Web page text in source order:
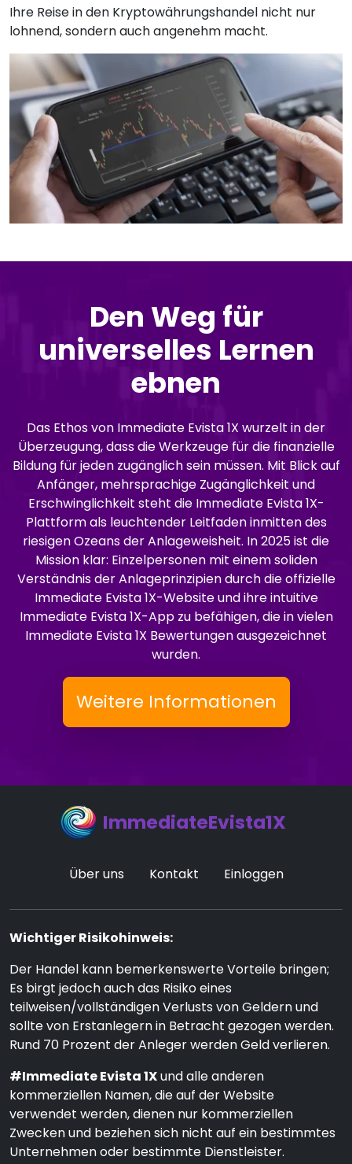
Ihre Reise in den Kryptowährungshandel nicht nur
lohnend, sondern auch angenehm macht.
Den Weg für
universelles Lernen
ebnen
Das Ethos von Immediate Evista 1X wurzelt in der
Überzeugung, dass die Werkzeuge für die finanzielle
Bildung für jeden zugänglich sein müssen. Mit Blick auf
Anfänger, mehrsprachige Zugänglichkeit und
Erschwinglichkeit steht die Immediate Evista 1X-
Plattform als leuchtender Leitfaden inmitten des
riesigen Ozeans der Anlageweisheit. In 2025 ist die
Mission klar: Einzelpersonen mit einem soliden
Verständnis der Anlageprinzipien durch die offizielle
Immediate Evista 1X-Website und ihre intuitive
Immediate Evista 1X-App zu befähigen, die in vielen
Immediate Evista 1X Bewertungen ausgezeichnet
wurden.
Weitere Informationen
ImmediateEvista1X
Über uns Kontakt Einloggen
Wichtiger Risikohinweis:
Der Handel kann bemerkenswerte Vorteile bringen;
Es birgt jedoch auch das Risiko eines
teilweisen/vollständigen Verlusts von Geldern und
sollte von Erstanlegern in Betracht gezogen werden.
Rund 70 Prozent der Anleger werden Geld verlieren.
#Immediate Evista 1Xund alle anderen
kommerziellen Namen, die auf der Website
verwendet werden, dienen nur kommerziellen
Zwecken und beziehen sich nicht auf ein bestimmtes
Unternehmen oder bestimmte Dienstleister.